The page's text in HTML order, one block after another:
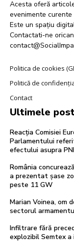
Acesta oferă
evenimente
Este un spațiu
Contactati-ne
Politica de cookies
Politică de
Contact
Ultimele
Reacția Comisiei
Parlamentului
efectului asupra
România
a prezentat șase
peste 11 GW
Marian Voinea, om
sectorul
Infiltrare fără
explozibil Semtex